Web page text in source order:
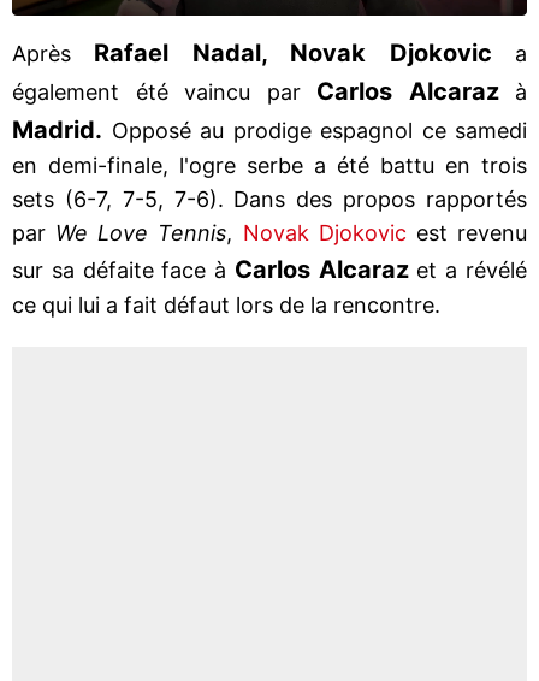
Après Rafael Nadal, Novak Djokovic a
également été vaincu par Carlos Alcarazà
Madrid. Opposé au prodige espagnol ce samedi
en demi-finale, l'ogre serbe a été battu en trois
sets (6-7, 7-5, 7-6). Dans des propos rapportés
par We Love Tennis, Novak Djokovic est revenu
sur sa défaite face à Carlos Alcarazet a révélé
ce qui lui a fait défaut lors de la rencontre.